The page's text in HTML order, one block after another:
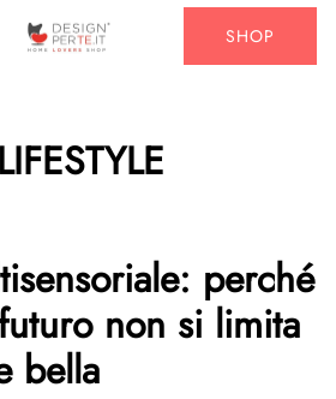
SHOP
LIFESTYLE
perché
non si limita
bella